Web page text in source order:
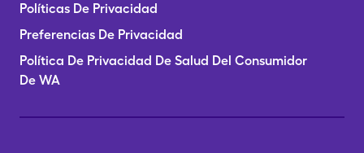
Políticas De Privacidad
Preferencias De Privacidad
Política De Privacidad De Salud Del Consumidor
De WA